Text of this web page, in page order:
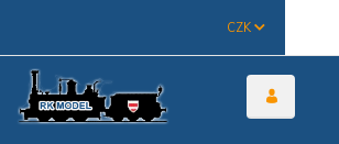
CZK